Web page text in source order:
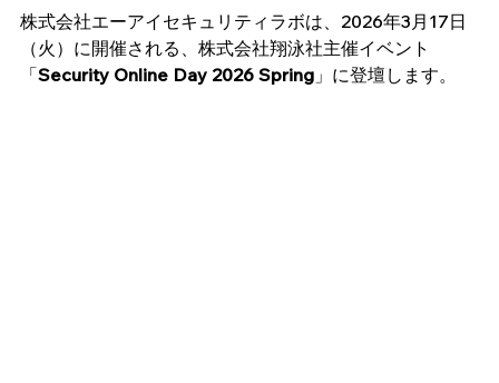
株式会社エーアイセキュリティラボは、2026年3月17日
（火）に開催される、株式会社翔泳社主催イベント
「Security Online Day 2026 Spring 」に登壇します。